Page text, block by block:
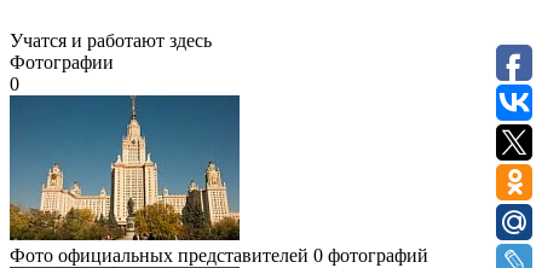
Учатся и работают здесь
Фотографии
0
Фото официальных представителей 0 фотографий